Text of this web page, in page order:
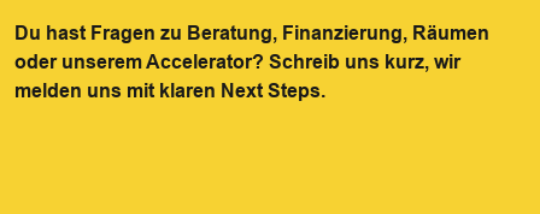
Du hast Fragen zu Beratung, Finanzierung, Räumen
oder unserem Accelerator? Schreib uns kurz, wir
melden uns mit klaren Next Steps.